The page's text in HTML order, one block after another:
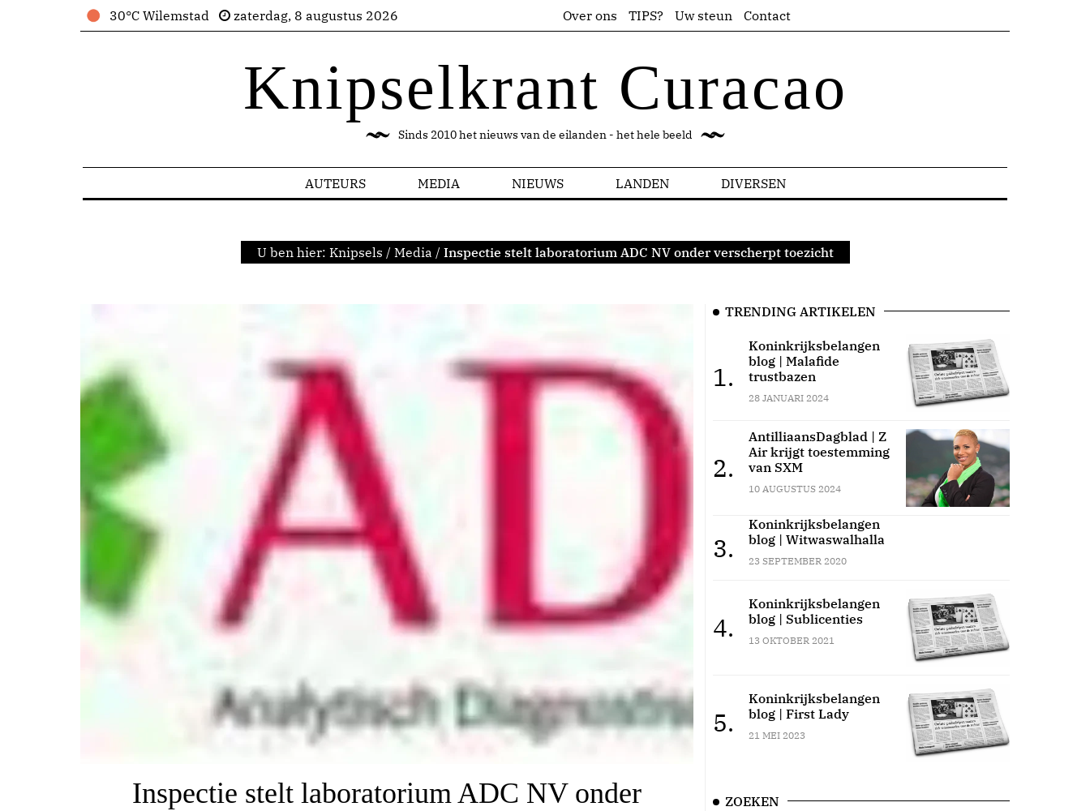
30°C Wilemstad zaterdag, 8 augustus 2026 Over ons TIPS? Uw steun Contact
Knipselkrant Curacao
Sinds 2010 het nieuws van de eilanden - het hele beeld
AUTEURS MEDIA NIEUWS LANDEN DIVERSEN
U ben hier: Knipsels / Media / Inspectie stelt laboratorium ADC NV onder verscherpt toezicht
Inspectie stelt laboratorium ADC NV onder
TRENDING ARTIKELEN
1.
Koninkrijksbelangen
blog | Malafide
trustbazen
28 JANUARI 2024
2.
AntilliaansDagblad | Z
Air krijgt toestemming
van SXM
10 AUGUSTUS 2024
3.
Koninkrijksbelangen
blog | Witwaswalhalla
23 SEPTEMBER 2020
4.
Koninkrijksbelangen
blog | Sublicenties
13 OKTOBER 2021
5.
Koninkrijksbelangen
blog | First Lady
21 MEI 2023
ZOEKEN